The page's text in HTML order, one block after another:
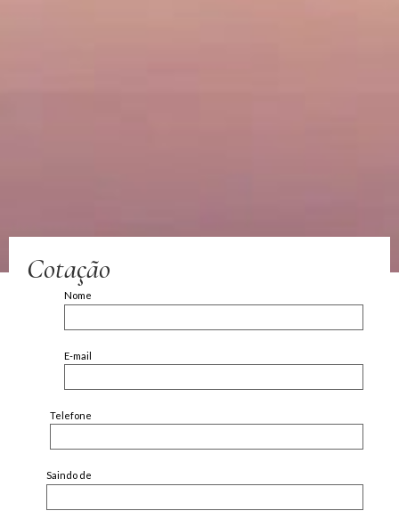
Cotação
Nome
E-mail
Telefone
Saindo de